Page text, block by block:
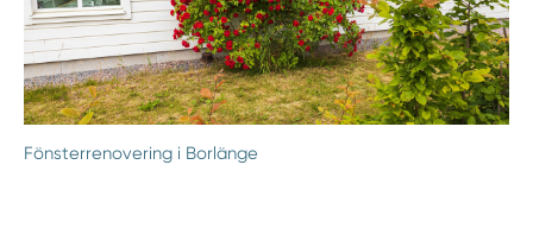
Fönsterrenovering i Borlänge